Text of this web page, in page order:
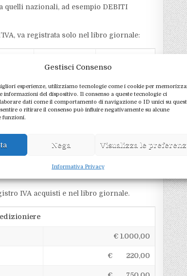
Gestisci Consenso
esperienze, utilizziamo tecnologie come i cookie per
informazioni del dispositivo. Il consenso a queste tecnologie ci
dati come il comportamento di navigazione o ID unici su
o ritirare il consenso può influire negativamente su alcune
funzioni.
Nega Visualizza le
Informativa Privacy
nazionali, ad esempio DEBITI
va registrata solo nel libro giornale:
€ 19.417,48
spedizioniere.
dallo spedizioniere che le addebita
spedizioniere conterrà il compenso del
del cliente importatore sull’acquisto,
IVA acquisti e nel libro giornale.
€ 1.000,00
€ 220,00